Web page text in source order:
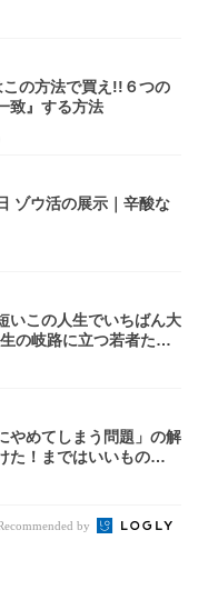
この方法で買え!!６つの
致』する方法
ゾウ活の展示｜辛酸な
いこの人生でいちばん大
の岐路に立つ若者たち
やめてしまう問題」の解
た！まではいいもの
by